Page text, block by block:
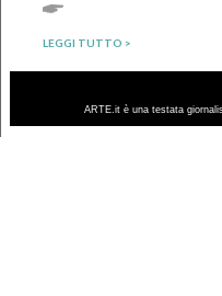
LEGGI TUTTO >
ARTE.it è una testata